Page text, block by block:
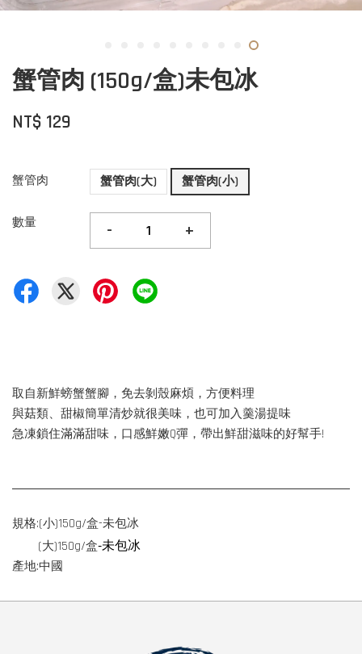
蟹管肉 (150g/盒)未包冰
NT$ 129
蟹管肉 蟹管肉(大) 蟹管肉(小)
數量 - +
取自新鮮螃蟹蟹腳，免去剝殼麻煩，方便料理
與菇類、甜椒簡單清炒就很美味，也可加入羹湯提味
急凍鎖住滿滿甜味，口感鮮嫩Q彈，帶出鮮甜滋味的好幫手!
規格:(小)150g/盒-未包冰
(大)150g/盒-未包冰
產地:中國